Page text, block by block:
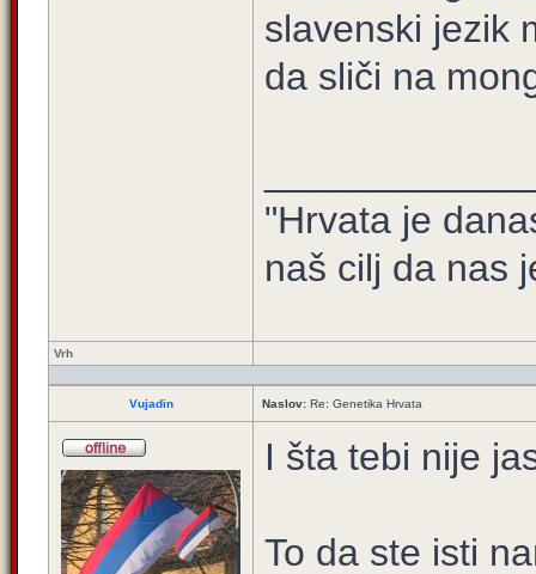
slavenski jezik
da sliči na
"Hrvata je
naš cilj da nas
Vrh
Vujadin Naslov: Re: Genetika Hrvata
I šta tebi nije
To da ste isti